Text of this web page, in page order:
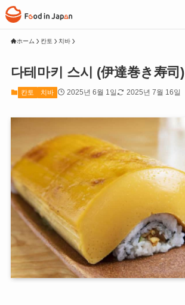
ホーム 칸토 치바
다테마키 스시 (伊達巻き寿司)
칸토 치바 2025년 6월 1일 2025년 7월 16일